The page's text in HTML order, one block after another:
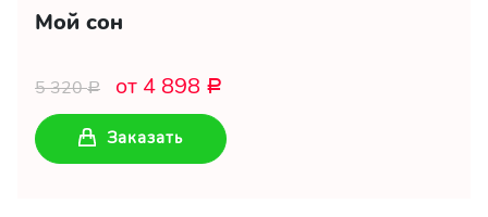
Мой сон
5 320Р от 4 898 Р
Заказать